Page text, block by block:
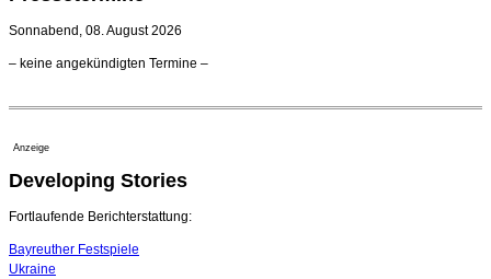
Ensemblemitglieder
Dirigent Nicolás Pasquet mit Würth-Preis der
Jeunesses Musicales ausgezeichnet
07. August 2026 - 13:20 Uhr
Sonnabend, 08. August 2026
– keine angekündigten Termine –
Anzeige
Developing Stories
Fortlaufende Berichterstattung:
Bayreuther Festspiele
Ukraine